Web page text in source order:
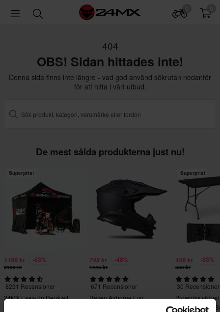
404
OBS! Sidan hittades inte!
Denna sida finns inte längre - vad god använd sökrutan nedanför
för att hitta i vårt utbud.
De mest sålda produkterna just nu!
Superpris!
1199 kr -63%
3199 kr
8231 Recensioner
24MX Easy-Up Depåtält
749 kr -48%
1449 kr
671 Recensioner
Raven Airborne Evo
Superpris!
449 kr -33%
669 kr
30 Recensioner
Proworks
180x70x74cm